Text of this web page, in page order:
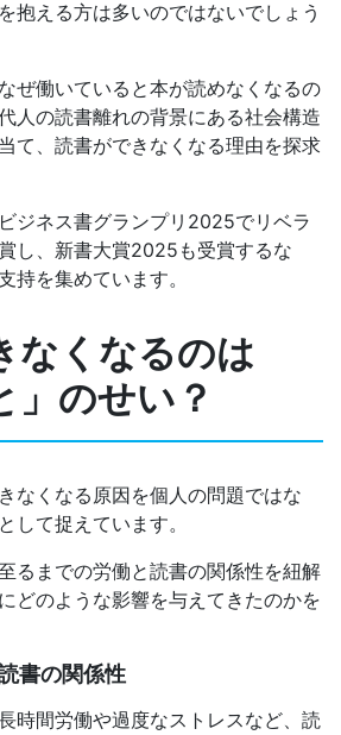
える方は多いのではないでしょう
ぜ働いていると本が読めなくなるの
人の読書離れの背景にある社会構造
て、読書ができなくなる理由を探求
ジネス書グランプリ2025でリベラ
し、新書大賞2025も受賞するな
持を集めています。
なくなるのは
」のせい？
なくなる原因を個人の問題ではな
して捉えています。
るまでの労働と読書の関係性を紐解
どのような影響を与えてきたのかを
書の関係性
時間労働や過度なストレスなど、読